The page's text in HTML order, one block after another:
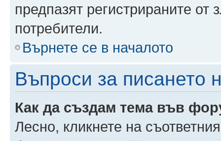
предпазят регистрираните от
потребители.
Върнете се в началото
Въпроси за писането
Как да създам тема във
Лесно, кликнете на